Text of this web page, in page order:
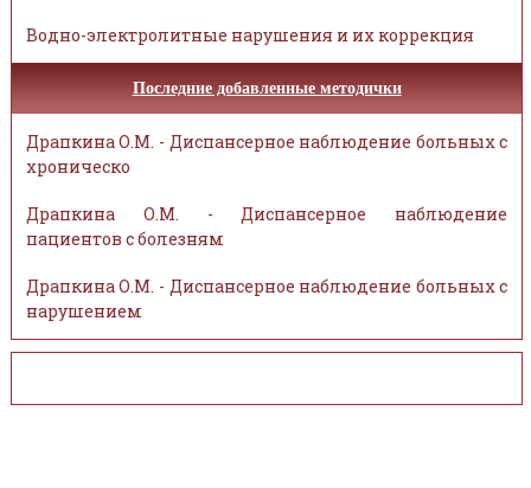
Водно-электролитные нарушения и их коррекция
Последние добавленные методички
Драпкина О.М. - Диспансерное наблюдение больных с
хроническо
Драпкина О.М. - Диспансерное наблюдение
пациентов с болезням
Драпкина О.М. - Диспансерное наблюдение больных с
нарушением